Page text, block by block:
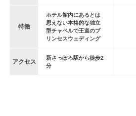
特徴
ホテル館内にあるとは
思えない本格的な独立
型チャペルで王道のプ
リンセスウェディング
アクセス 新さっぽろ駅から徒歩2
分